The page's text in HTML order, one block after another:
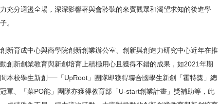
力充分迴盪全場，深深影響著與會聆聽的來賓觀眾和渴望求知的後進學
子。
創新育成中心與商學院創新創業辦公室、創新與創造力研究中心近年在推
動創新創業教育與新創培育上積極用心且獲得不錯的成果，如2021年期
間本校學生新創──「UpRoot」團隊即獲得聯合國學生新創「霍特獎」總
冠軍、「菜PO能」團隊亦獲得教育部「U-start創業計畫」獎補助等，此